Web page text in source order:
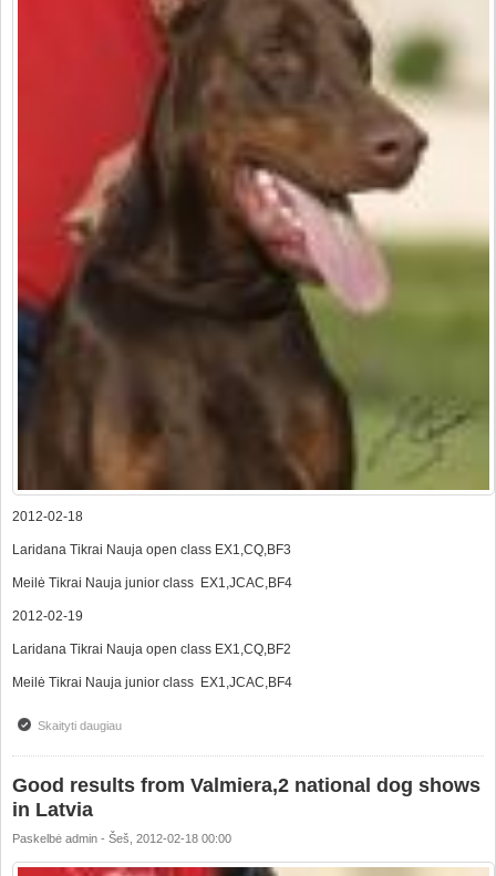
2012-02-18
Laridana Tikrai Nauja open class EX1,CQ,BF3
Meilė Tikrai Nauja junior class EX1,JCAC,BF4
2012-02-19
Laridana Tikrai Nauja open class EX1,CQ,BF2
Meilė Tikrai Nauja junior class EX1,JCAC,BF4
Skaityti daugiauapie Valmiera 2 nacionalinės parodos(Latvija)
Good results from Valmiera,2 national dog shows
in Latvia
Paskelbė admin - Šeš, 2012-02-18 00:00